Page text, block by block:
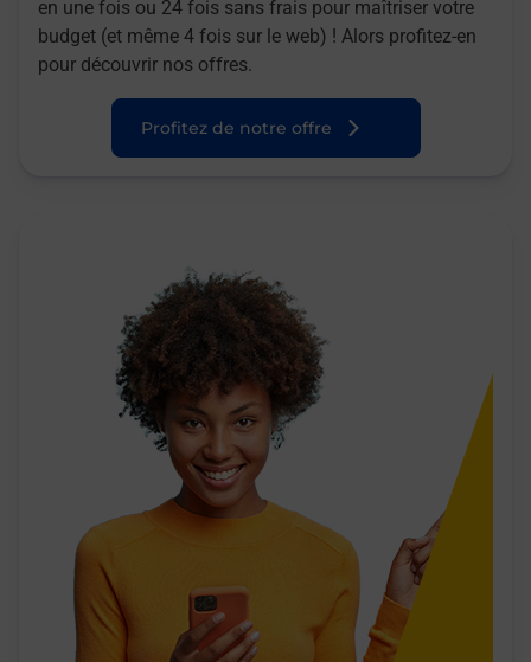
en une fois ou 24 fois sans frais pour maîtriser votre
budget (et même 4 fois sur le web) ! Alors profitez-en
pour découvrir nos offres.
Profitez de notre offre